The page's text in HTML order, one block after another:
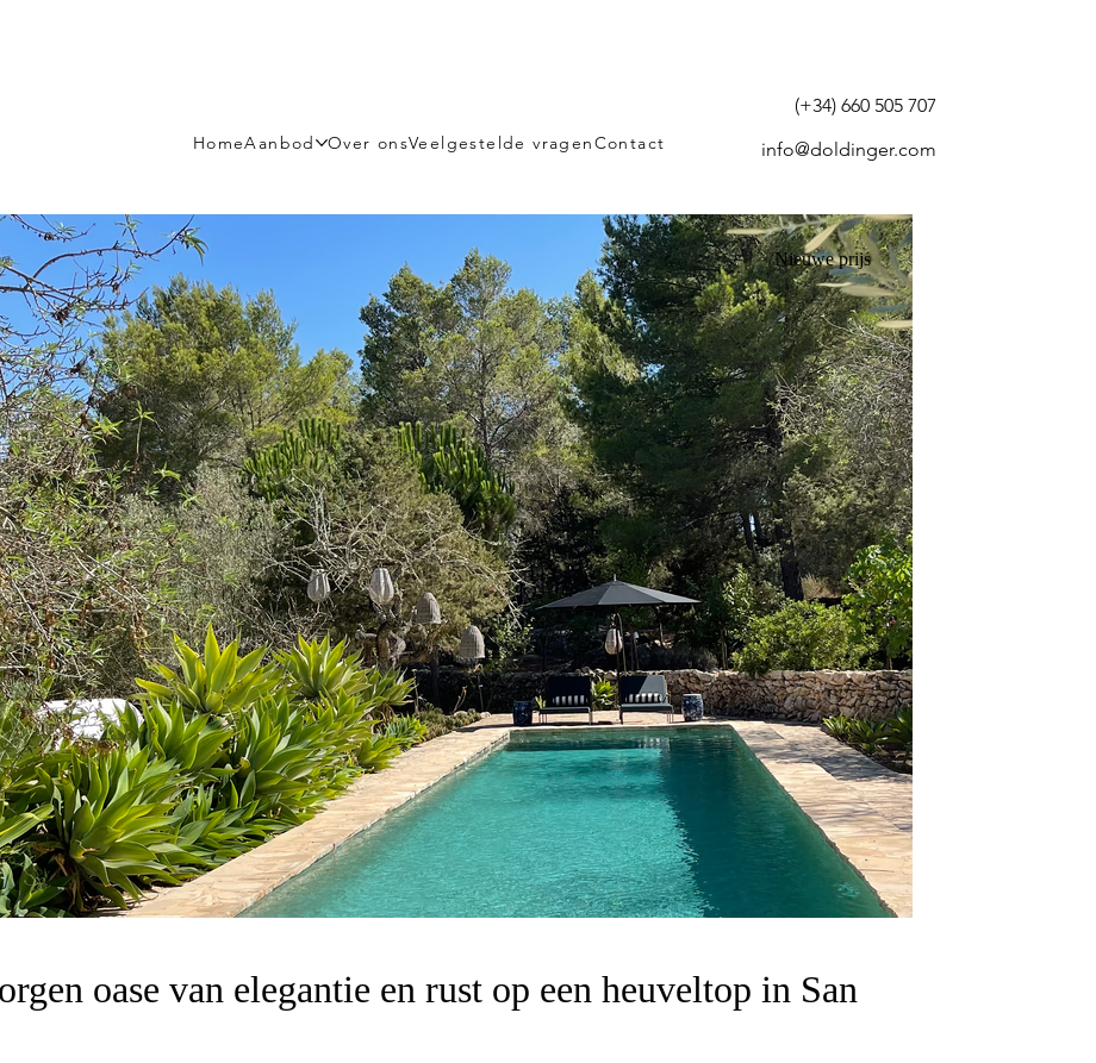
HomeAanbod Over onsVeelgestelde vragenContact info@doldinger.com
(+34) 660 505 707
Nieuwe prijs
oase van elegantie en rust op een heuveltop in San